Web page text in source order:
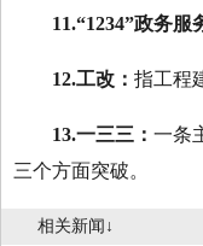
11.“1234”政务服
12.工改： 指工程
13.一三三： 一条
三个方面突破。
相关新闻↓